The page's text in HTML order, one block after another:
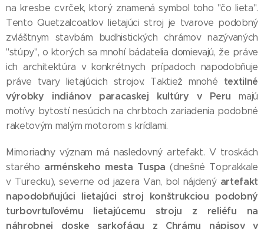
na kresbe cvrček, ktorý znamená symbol toho "čo lieta".
Tento Quetzalcoatlov lietajúci stroj je tvarove podobný
zvláštnym stavbám budhistických chrámov nazývaných
"stúpy", o ktorých sa mnohí bádatelia domievajú, že práve
ich architektúra v konkrétnych prípadoch napodobňuje
práve tvary lietajúcich strojov. Taktiež mnohé textilné
výrobky indiánov paracaskej kultúry v Peru majú
motívy bytostí nesúcich na chrbtoch zariadenia podobné
raketovým malým motorom s krídlami.
Mimoriadny význam má nasledovný artefakt. V troskách
starého arménskeho mesta Tuspa (dnešné Toprakkale
v Turecku), severne od jazera Van, bol nájdený artefakt
napodobňujúci lietajúci stroj konštrukciou podobný
turbovrtuľovému lietajúcemu stroju z reliéfu na
náhrobnej doske sarkofágu z Chrámu nápisov v